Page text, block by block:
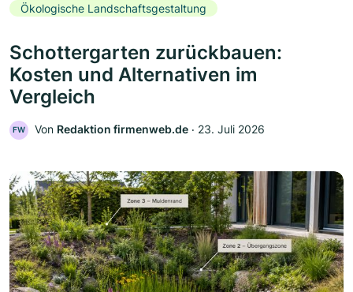
Ökologische Landschaftsgestaltung
Schottergarten zurückbauen:
Kosten und Alternativen im
Vergleich
FW Von Redaktion firmenweb.de ‧ 23. Juli 2026